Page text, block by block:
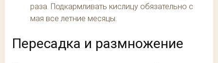
раза. Подкармливать кислицу обязательно с
мая все летние месяцы.
Пересадка и размножение